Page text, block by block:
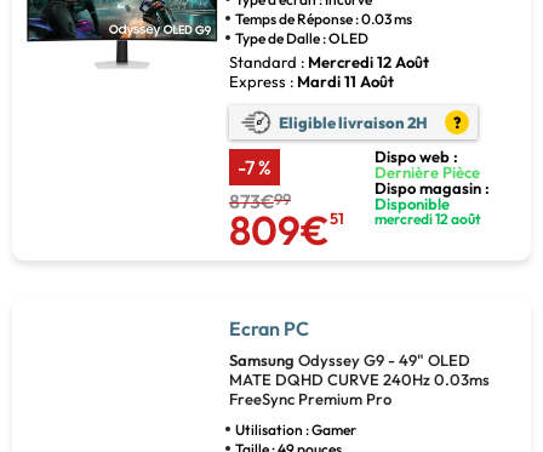
Temps de Réponse : 0.03 ms
Type de Dalle : OLED
Standard : Mercredi 12 Août
Express : Mardi 11 Août
Eligible livraison 2H ?
-7 %
873€99
809€51
Dispo web :
Dernière Pièce
Dispo magasin :
Disponible
mercredi 12 août
Ecran PC
Samsung Odyssey G9 - 49" OLED
MATE DQHD CURVE 240Hz 0.03ms
FreeSync Premium Pro
Utilisation : Gamer